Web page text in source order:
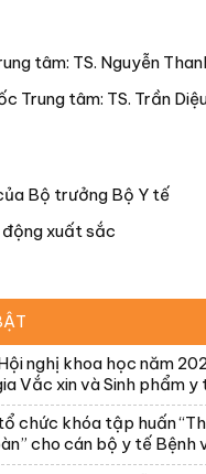
tâm: TS. Nguyễn
Trung tâm: TS. Trần
Bộ trưởng Bộ Y tế
xuất sắc
nghị khoa học năm
Vắc xin và Sinh phẩm y
chức khóa tập huấn
cho cán bộ y tế Bệnh